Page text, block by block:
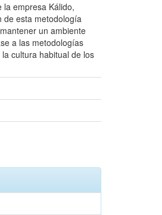
la empresa Kálido,
de esta metodología
un ambiente
a las metodologías
cultura habitual de los